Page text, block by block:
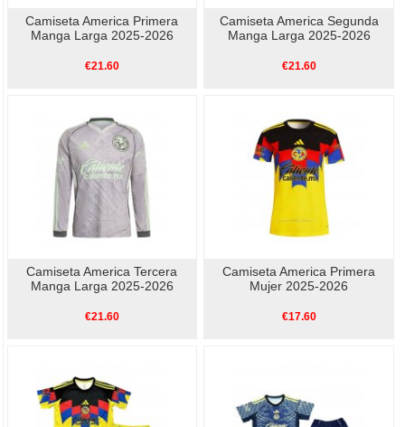
Camiseta America Primera
Manga Larga 2025-2026
€21.60
Camiseta America Segunda
Manga Larga 2025-2026
€21.60
Camiseta America Tercera
Manga Larga 2025-2026
€21.60
Camiseta America Primera
Mujer 2025-2026
€17.60